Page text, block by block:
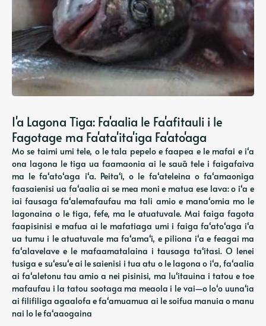
I'a Lagona Tiga: Fa'aalia le Fa'afitauli i le
Fagotage ma Fa'ata'ita'iga Fa'ato'aga
Mo se taimi umi tele, o le tala pepelo e faapea e le mafai e iʻa
ona lagona le tiga ua faamaonia ai le sauā tele i faigafaiva
ma le faʻatoʻaga iʻa. Peitaʻi, o le faʻateleina o faʻamaoniga
faasaienisi ua faʻaalia ai se mea moni e matua ese lava: o iʻa e
iai fausaga faʻalemafaufau ma tali amio e manaʻomia mo le
lagonaina o le tiga, fefe, ma le atuatuvale. Mai faiga fagota
faapisinisi e mafua ai le mafatiaga umi i faiga faʻatoʻaga iʻa
ua tumu i le atuatuvale ma faʻamaʻi, e piliona iʻa e feagai ma
faʻalavelave e le mafaamatalaina i tausaga taʻitasi. O lenei
tusiga e suʻesuʻe ai le saienisi i tua atu o le lagona o iʻa, faʻaalia
ai faʻaletonu tau amio a nei pisinisi, ma luʻitauina i tatou e toe
mafaufau i la tatou sootaga ma meaola i le vai—o loʻo uunaʻia
ai filifiliga agaalofa e faʻamuamua ai le soifua manuia o manu
nai lo le faʻaaogaina